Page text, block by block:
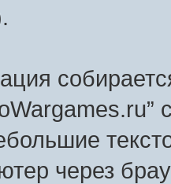
через